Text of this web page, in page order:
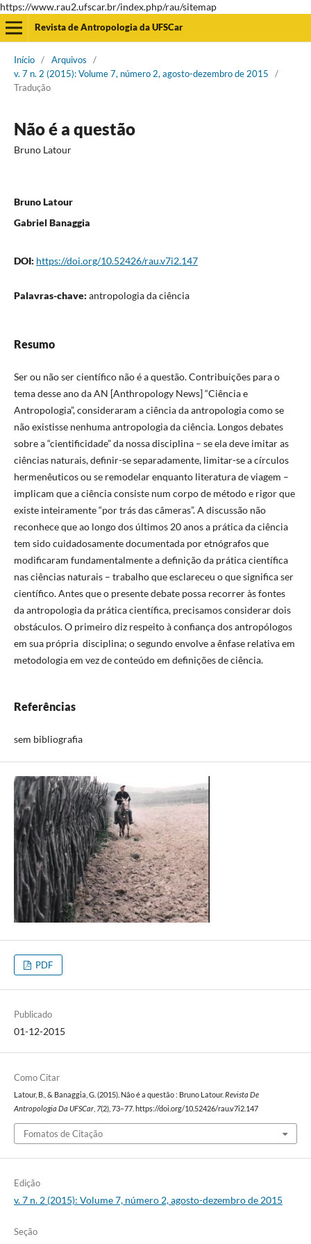
https://www.rau2.ufscar.br/index.php/rau/sitemap
Revista de Antropologia da UFSCar
Início / Arquivos
/
v. 7 n. 2 (2015): Volume 7, número 2, agosto-dezembro de 2015
/
Tradução
Não é a questão
Bruno Latour
Bruno Latour
Gabriel Banaggia
DOI: https://doi.org/10.52426/rau.v7i2.147
Palavras-chave: antropologia da ciência
Resumo
Ser ou não ser científico não é a questão. Contribuições para o
tema desse ano da AN [Anthropology News] “Ciência e
Antropologia”, consideraram a ciência da antropologia como se
não existisse nenhuma antropologia da ciência. Longos debates
sobre a “cientificidade” da nossa disciplina – se ela deve imitar as
ciências naturais, definir-se separadamente, limitar-se a círculos
hermenêuticos ou se remodelar enquanto literatura de viagem –
implicam que a ciência consiste num corpo de método e rigor que
existe inteiramente “por trás das câmeras”. A discussão não
reconhece que ao longo dos últimos 20 anos a prática da ciência
tem sido cuidadosamente documentada por etnógrafos que
modificaram fundamentalmente a definição da prática científica
nas ciências naturais – trabalho que esclareceu o que significa ser
científico. Antes que o presente debate possa recorrer às fontes
da antropologia da prática científica, precisamos considerar dois
obstáculos. O primeiro diz respeito à confiança dos antropólogos
em sua própria disciplina; o segundo envolve a ênfase relativa em
metodologia em vez de conteúdo em definições de ciência.
Referências
sem bibliografia
PDF
Publicado
01-12-2015
Como Citar
Latour, B., & Banaggia, G. (2015). Não é a questão : Bruno Latour. Revista De
Antropologia Da UFSCar, 7(2), 73–77. https://doi.org/10.52426/rau.v7i2.147
Fomatos de Citação
Edição
v. 7 n. 2 (2015): Volume 7, número 2, agosto-dezembro de 2015
Seção